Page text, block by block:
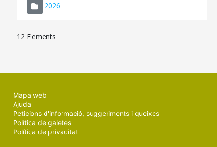
2026
12 Elements
Mapa web
Ajuda
Peticions d'informació, suggeriments i queixes
Política de galetes
Política de privacitat